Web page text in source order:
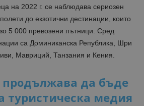
на 2022 г. се наблюдава сериозен
до екзотични дестинации, които
5 000 превозени пътници. Сред
са Доминиканска Република, Шри
Мавриций, Танзания и Кения.
продължава да бъде
туристическа медия